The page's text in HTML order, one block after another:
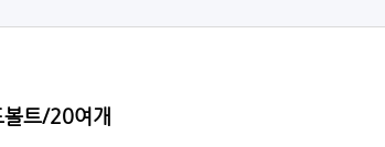
볼트/20여개